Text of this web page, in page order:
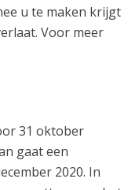
u te maken krijgt
Voor meer
31 oktober
gaat een
2020. In